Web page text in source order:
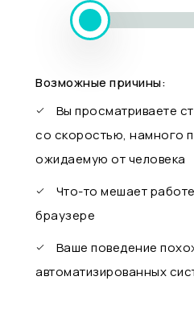
Возможные причины:
Вы просматриваете
со скоростью, намного
ожидаемую от человека
Что-то мешает
браузере
Ваше поведение
автоматизированных